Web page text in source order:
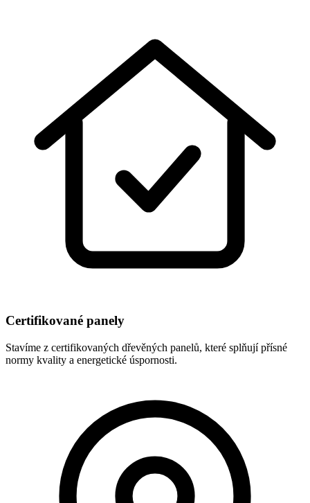
Certifikované panely
Stavíme z certifikovaných dřevěných panelů, které splňují přísné
normy kvality a energetické úspornosti.